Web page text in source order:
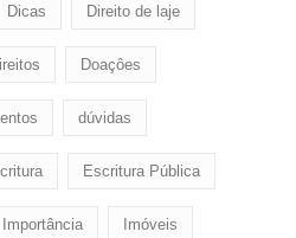
Dicas Direito de laje
Doaçôes
dúvidas
Escritura Pública
Importância Imóveis